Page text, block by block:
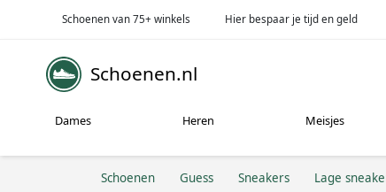
Schoenen van 75+ winkels Hier bespaar je tijd en geld
Schoenen.nl
Dames Heren Meisjes
Schoenen Guess Sneakers Lage